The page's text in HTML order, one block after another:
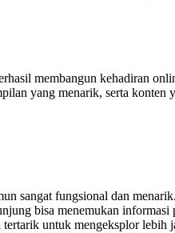
membangun kehadiran
yang menarik, serta
sangat fungsional dan
bisa menemukan
untuk mengeksplor lebih